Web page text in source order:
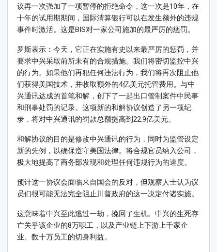
议再一次强加了一项暂停的拒绝命令，这一次是10年，在
十年的试用期期间，国际清算银行可以在发生额外的违规
事件时激活。这是BIS对一家公司施加的最严厉的惩罚。
罗斯表示：今天，它正在实施有史以来最严厉的惩罚，并
要求中兴采取前所未有的合规措施。我们将密切监控中兴
的行为。如果他们再犯任何违法行为，我们将再次阻止他
们获得美国技术，并收取额外的4亿美元托管费用。与中
兴通讯达成的首笔和解，创下了一起出口管制案件中民事
和刑事处罚的记录。这项新的和解协议创造了另一项纪
录，将对中兴通讯的罚款总额提高到22.9亿美元。
和解协议的目的是修改中兴通讯的行为，同时为监管设定
新的先例，以确保遵守美国法律。将合规官员纳入公司，
极大地提高了商务部发现和处理任何违规行为的速度。
预计这一协议会面临来自国会的反对，但观察人士认为议
员们很可能无法完全阻止川普政府的这一决定付诸实施。
这意味着中兴至此逃过一劫，挽回了生机。中兴的生死存
亡关乎该企业的8万职工，以及产业链上下游上千家企
业、数十万员工的切身利益。